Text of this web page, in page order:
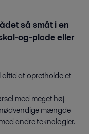
så småt i en
og-plade eller
altid at opretholde et
med meget høj
mængde
andre teknologier.